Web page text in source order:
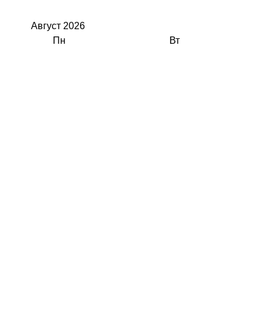
Август 2026
Пн
Вт